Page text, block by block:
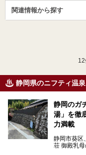
関連情報から探す
12
静岡県のニフティ温
静岡のガ
湯」を徹
力満載
静岡市葵区
荘 御殿乳